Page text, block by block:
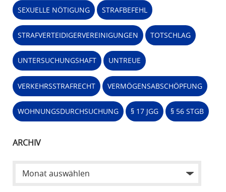
SEXUELLE NÖTIGUNG STRAFBEFEHL
STRAFVERTEIDIGERVEREINIGUNGEN TOTSCHLAG
UNTERSUCHUNGSHAFT UNTREUE
VERKEHRSSTRAFRECHT VERMÖGENSABSCHÖPFUNG
WOHNUNGSDURCHSUCHUNG § 17 JGG § 56 STGB
ARCHIV